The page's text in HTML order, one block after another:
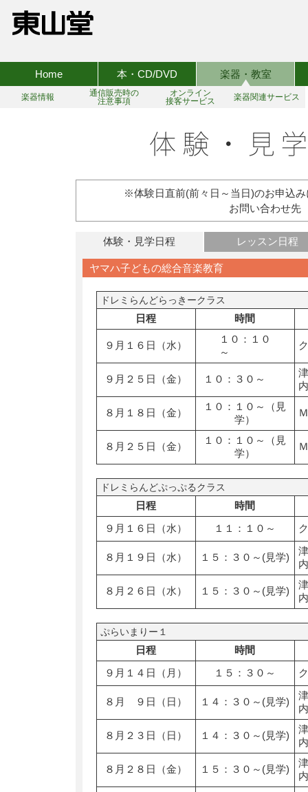
Home 本・CD/DVD 楽器・教室
楽器情報
通信販売時の
注意事項
オンライン
接客サービス
楽器関連サービス
※体験日直前(前々日～当日)のお申込
お問い合わせ先
体験・見学日程 レッスン日程
ヤマハ子どもの総合音楽教育
ドレミらんどらっきークラス
日程 時間
９月１６日（水）
１０：１０
～
９月２５日（金） １０：３０～
８月１８日（金）
１０：１０～（見
学）
８月２５日（金）
１０：１０～（見
学）
ドレミらんどぷっぷるクラス
日程
時間
９月１６日（水）
１１：１０～
８月１９日（水） １５：３０～(見学)
８月２６日（水） １５：３０～(見学)
ぷらいまりー１
日程
時間
９月１４日（月）
１５：３０～
８月 ９日（日） １４：３０～(見学)
８月２３日（日） １４：３０～(見学)
８月２８日（金） １５：３０～(見学)